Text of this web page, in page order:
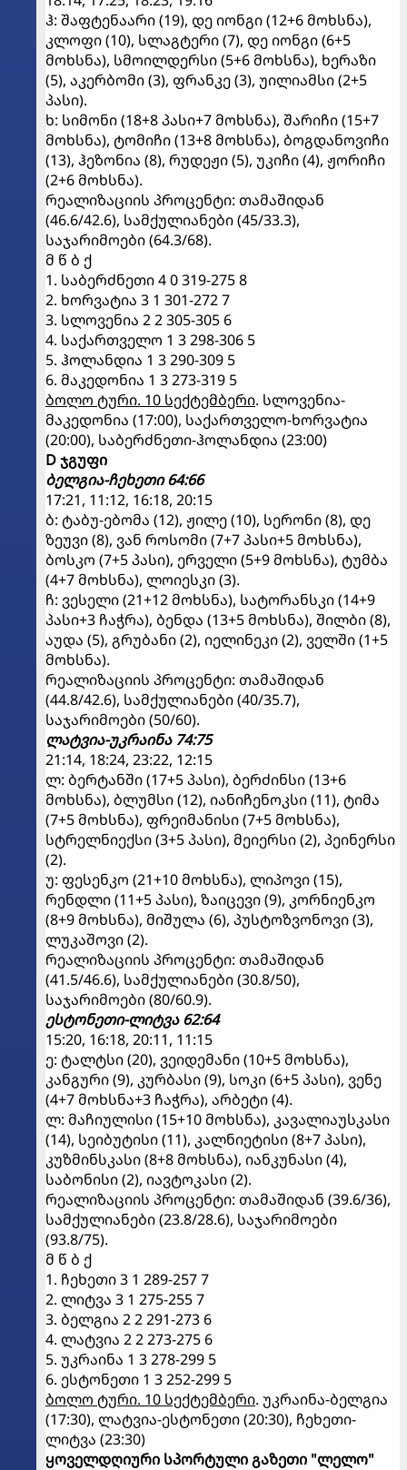
ჰ: შაფტენაარი (19), დე იონგი (12+6 მოხსნა),
კლოფი (10), სლაგტერი (7), დე იონგი (6+5
მოხსნა), სმოილდერსი (5+6 მოხსნა), ხერაზი
(5), აკერბომი (3), ფრანკე (3), უილიამსი (2+5
პასი).
ხ: სიმონი (18+8 პასი+7 მოხსნა), შარიჩი (15+7
მოხსნა), ტომიჩი (13+8 მოხსნა), ბოგდანოვიჩი
(13), ჰეზონია (8), რუდეჟი (5), უკიჩი (4), ჟორიჩი
(2+6 მოხსნა).
რეალიზაციის პროცენტი: თამაშიდან
(46.6/42.6), სამქულიანები (45/33.3),
საჯარიმოები (64.3/68).
მ წ ბ ქ
1. საბერძნეთი 4 0 319-275 8
2. ხორვატია 3 1 301-272 7
3. სლოვენია 2 2 305-305 6
4. საქართველო 1 3 298-306 5
5. ჰოლანდია 1 3 290-309 5
6. მაკედონია 1 3 273-319 5
ბოლო ტური. 10 სექტემბერი. სლოვენია-
მაკედონია (17:00), საქართველო-ხორვატია
(20:00), საბერძნეთი-ჰოლანდია (23:00)
D ჯგუფი
ბელგია-ჩეხეთი 64:66
17:21, 11:12, 16:18, 20:15
ბ: ტაბუ-ებომა (12), ჟილე (10), სერონი (8), დე
ზეუვი (8), ვან როსომი (7+7 პასი+5 მოხსნა),
ბოსკო (7+5 პასი), ერველი (5+9 მოხსნა), ტუმბა
(4+7 მოხსნა), ლოიესკი (3).
ჩ: ვესელი (21+12 მოხსნა), სატორანსკი (14+9
პასი+3 ჩაჭრა), ბენდა (13+5 მოხსნა), შილბი (8),
აუდა (5), გრუბანი (2), იელინეკი (2), ველში (1+5
მოხსნა).
რეალიზაციის პროცენტი: თამაშიდან
(44.8/42.6), სამქულიანები (40/35.7),
საჯარიმოები (50/60).
ლატვია-უკრაინა 74:75
21:14, 18:24, 23:22, 12:15
ლ: ბერტანში (17+5 პასი), ბერძინსი (13+6
მოხსნა), ბლუმსი (12), იანიჩენოკსი (11), ტიმა
(7+5 მოხსნა), ფრეიმანისი (7+5 მოხსნა),
სტრელნიექსი (3+5 პასი), მეიერსი (2), პეინერსი
(2).
უ: ფესენკო (21+10 მოხსნა), ლიპოვი (15),
რენდლი (11+5 პასი), ზაიცევი (9), კორნიენკო
(8+9 მოხსნა), მიშულა (6), პუსტოზვონოვი (3),
ლუკაშოვი (2).
რეალიზაციის პროცენტი: თამაშიდან
(41.5/46.6), სამქულიანები (30.8/50),
საჯარიმოები (80/60.9).
ესტონეთი-ლიტვა 62:64
15:20, 16:18, 20:11, 11:15
ე: ტალტსი (20), ვეიდემანი (10+5 მოხსნა),
კანგური (9), კურბასი (9), სოკი (6+5 პასი), ვენე
(4+7 მოხსნა+3 ჩაჭრა), არბეტი (4).
ლ: მაჩიულისი (15+10 მოხსნა), კავალიაუსკასი
(14), სეიბუტისი (11), კალნიეტისი (8+7 პასი),
კუზმინსკასი (8+8 მოხსნა), იანკუნასი (4),
საბონისი (2), იავტოკასი (2).
რეალიზაციის პროცენტი: თამაშიდან (39.6/36),
სამქულიანები (23.8/28.6), საჯარიმოები
(93.8/75).
მ წ ბ ქ
1. ჩეხეთი 3 1 289-257 7
2. ლიტვა 3 1 275-255 7
3. ბელგია 2 2 291-273 6
4. ლატვია 2 2 273-275 6
5. უკრაინა 1 3 278-299 5
6. ესტონეთი 1 3 252-299 5
ბოლო ტური. 10 სექტემბერი. უკრაინა-ბელგია
(17:30), ლატვია-ესტონეთი (20:30), ჩეხეთი-
ლიტვა (23:30)
ყოველდღიური სპორტული გაზეთი "ლელო"